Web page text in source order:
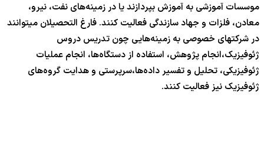
موسسات آموزشی به آموزش بپردازند یا در زمینه‌های نفت، نیرو،
معادن، فلزات و جهاد سازندگی فعالیت کنند. فارغ التحصیلان میتوانند
در شرکتهای خصوصی به زمینه‌هایی چون تدریس دروس
ژئوفیزیک،انجام پژوهش‌، استفاده از دستگاه‌ها، انجام عملیات
ژئوفیزیکی، تحلیل و تفسیر داده‌ها،سرپرستی و هدایت گروه‌های
ژئوفیزیک نیز فعالیت کنند.